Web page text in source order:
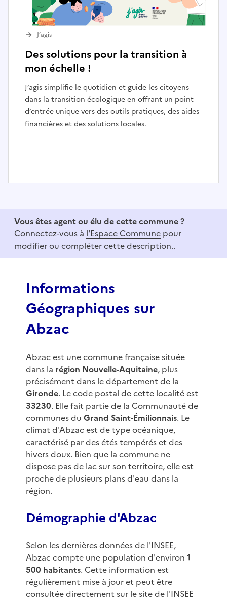
Des solutions pour la transition à
mon échelle !
J’agis simplifie le quotidien et guide les citoyens
dans la transition écologique en offrant un point
d’entrée unique vers des outils pratiques, des aides
financières et des solutions locales.
J’agis
f
Vous êtes agent ou élu de cette commune ?
Connectez-vous à l'Espace Commune pour
modifier ou compléter cette description..
Informations
Géographiques sur
Abzac
Abzac est une commune française située
dans la région Nouvelle-Aquitaine, plus
précisément dans le département de la
Gironde. Le code postal de cette localité est
33230. Elle fait partie de la Communauté de
communes du Grand Saint-Émilionnais. Le
climat d'Abzac est de type océanique,
caractérisé par des étés tempérés et des
hivers doux. Bien que la commune ne
dispose pas de lac sur son territoire, elle est
proche de plusieurs plans d'eau dans la
région.
Démographie d'Abzac
Selon les dernières données de l'INSEE,
Abzac compte une population d'environ 1
500 habitants. Cette information est
régulièrement mise à jour et peut être
consultée directement sur le site de l'INSEE